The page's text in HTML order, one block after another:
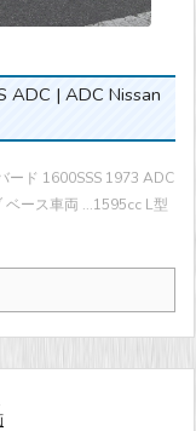
ADC | ADC Nissan
ード 1600SSS 1973 ADC
ース車両 ...1595cc L型